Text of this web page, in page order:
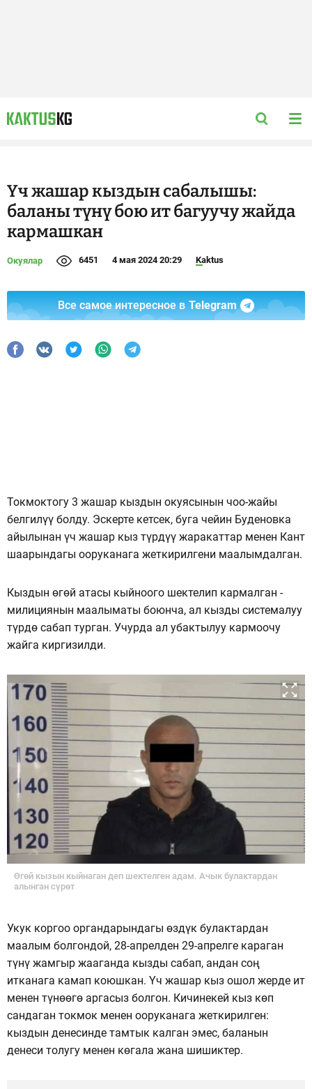
Үч жашар кыздын сабалышы:
баланы түнү бою ит багуучу жайда
кармашкан
Окуялар 6451 4 мая 2024 20:29 Kaktus
Все самое интересное в Telegram
Токмоктогу 3 жашар кыздын окуясынын чоо-жайы
белгилүү болду. Эскерте кетсек, буга чейин Буденовка
айылынан үч жашар кыз түрдүү жаракаттар менен Кант
шаарындагы ооруканага жеткирилгени маалымдалган.
Кыздын өгөй атасы кыйноого шектелип кармалган -
милициянын маалыматы боюнча, ал кызды системалуу
түрдө сабап турган. Учурда ал убактылуу кармоочу
жайга киргизилди.
Өгөй кызын кыйнаган деп шектелген адам. Ачык булактардан
алынган сүрөт
Укук коргоо органдарындагы өздүк булактардан
маалым болгондой, 28-апрелден 29-апрелге караган
түнү жамгыр жааганда кызды сабап, андан соң
итканага камап коюшкан. Үч жашар кыз ошол жерде ит
менен түнөөгө аргасыз болгон. Кичинекей кыз көп
сандаган токмок менен ооруканага жеткирилген:
кыздын денесинде тамтык калган эмес, баланын
денеси толугу менен көгала жана шишиктер.